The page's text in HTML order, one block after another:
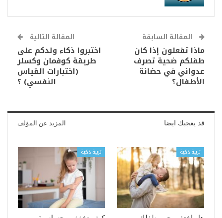
المقالة السابقة
ماذا تفعلون إذا كان
طفلكم ضحية تصرف
عدواني في حضانة
الأطفال؟
المقالة التالية
اختبروا ذكاء ولدكم على
طريقة كوفمان وكسلر
(اختبارات القياس
النفسي) ؟
قد يعجبك ايضا المزيد عن المؤلف
تربية ذكية تربية ذكية